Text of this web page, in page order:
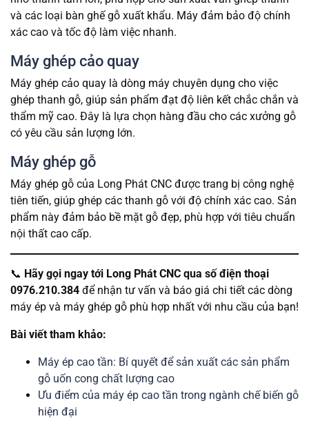
và các loại bàn ghế gỗ xuất khẩu. Máy đảm bảo độ chính
xác cao và tốc độ làm việc nhanh.
Máy ghép cảo quay
Máy ghép cảo quay là dòng máy chuyên dụng cho việc
ghép thanh gỗ, giúp sản phẩm đạt độ liên kết chắc chắn và
thẩm mỹ cao. Đây là lựa chọn hàng đầu cho các xưởng gỗ
có yêu cầu sản lượng lớn.
Máy ghép gỗ
Máy ghép gỗ của Long Phát CNC được trang bị công nghệ
tiên tiến, giúp ghép các thanh gỗ với độ chính xác cao. Sản
phẩm này đảm bảo bề mặt gỗ đẹp, phù hợp với tiêu chuẩn
nội thất cao cấp.
📞 Hãy gọi ngay tới Long Phát CNC qua số điện thoại
0976.210.384 để nhận tư vấn và báo giá chi tiết các dòng
máy ép và máy ghép gỗ phù hợp nhất với nhu cầu của bạn!
Bài viết tham khảo:
Máy ép cao tần: Bí quyết để sản xuất các sản phẩm
gỗ uốn cong chất lượng cao
Ưu điểm của máy ép cao tần trong ngành chế biến gỗ
hiện đại